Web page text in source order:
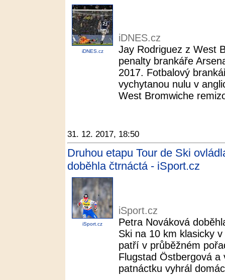
iDNES.cz
iDNES.cz
Jay Rodriguez z West
penalty brankáře
2017. Fotbalový
vychytanou nulu v
West Bromwiche
31. 12. 2017, 18:50
Druhou etapu Tour de Ski
doběhla čtrnáctá - iSport.cz
iSport.cz
iSport.cz
Petra Nováková
Ski na 10 km klasicky
patří v průběžném
Flugstad Östbergová a
patnáctku vyhrál